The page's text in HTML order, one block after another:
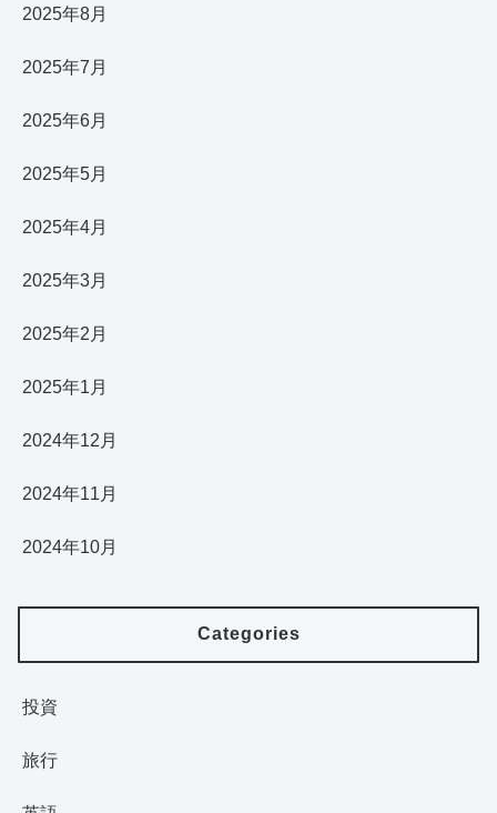
2025年8月
2025年7月
2025年6月
2025年5月
2025年4月
2025年3月
2025年2月
2025年1月
2024年12月
2024年11月
2024年10月
Categories
投資
旅行